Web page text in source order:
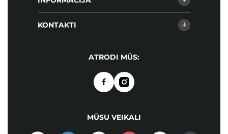
KONTAKTI
ATRODI MŪS:
MŪSU VEIKALI